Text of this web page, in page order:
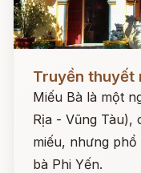
Đọc ngay
Truyền thuyết
Miếu Bà là một
Rịa - Vũng Tàu),
miếu, nhưng
bà Phi Yến.